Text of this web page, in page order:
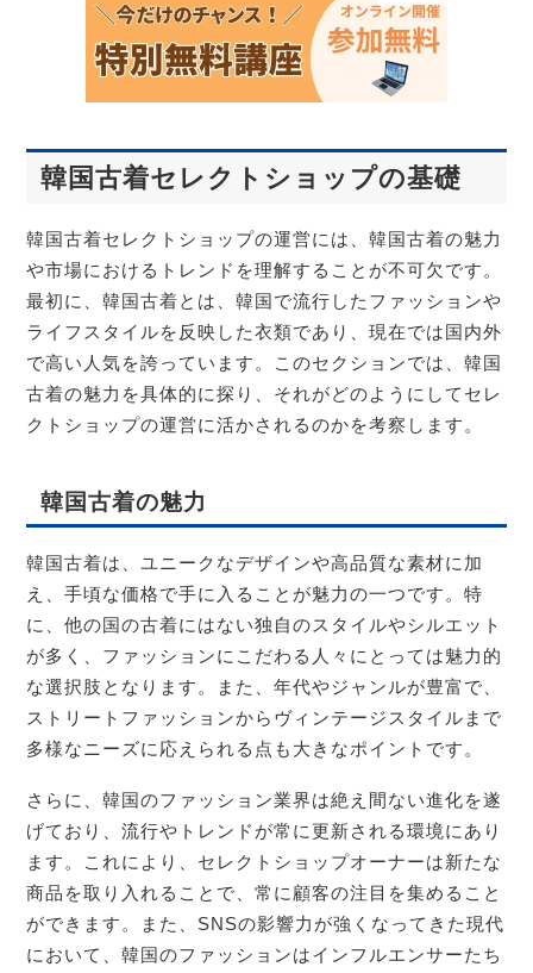
韓国古着セレクトショップの基礎
韓国古着セレクトショップの運営には、韓国古着の魅力
や市場におけるトレンドを理解することが不可欠です。
最初に、韓国古着とは、韓国で流行したファッションや
ライフスタイルを反映した衣類であり、現在では国内外
で高い人気を誇っています。このセクションでは、韓国
古着の魅力を具体的に探り、それがどのようにしてセレ
クトショップの運営に活かされるのかを考察します。
韓国古着の魅力
韓国古着は、ユニークなデザインや高品質な素材に加
え、手頃な価格で手に入ることが魅力の一つです。特
に、他の国の古着にはない独自のスタイルやシルエット
が多く、ファッションにこだわる人々にとっては魅力的
な選択肢となります。また、年代やジャンルが豊富で、
ストリートファッションからヴィンテージスタイルまで
多様なニーズに応えられる点も大きなポイントです。
さらに、韓国のファッション業界は絶え間ない進化を遂
げており、流行やトレンドが常に更新される環境にあり
ます。これにより、セレクトショップオーナーは新たな
商品を取り入れることで、常に顧客の注目を集めること
ができます。また、SNSの影響力が強くなってきた現代
において、韓国のファッションはインフルエンサーたち